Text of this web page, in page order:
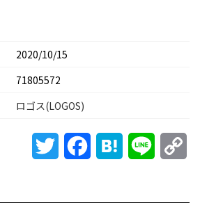
2020/10/15
71805572
ロゴス(LOGOS)
Twitter FacebookHatena Line